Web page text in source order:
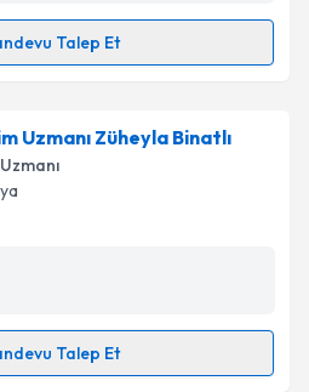
Talebini Gönder
Talep Et
Talebi
Karamaniçin randevu
Size bu uzmandan randevu
hazırlandığında e-posta ile
işlenmesine ilişkinAydınlatma
Uzmanı Züheyla Binatlı
Talep Et
Talebi